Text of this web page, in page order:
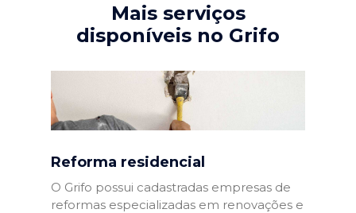
Mais serviços
disponíveis no Grifo
Reforma residencial
O Grifo possui cadastradas empresas de
reformas especializadas em renovações e